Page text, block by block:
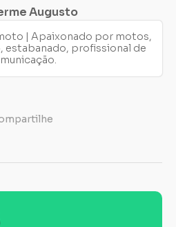
Augusto
| Apaixonado por motos,
estabanado, profissional de